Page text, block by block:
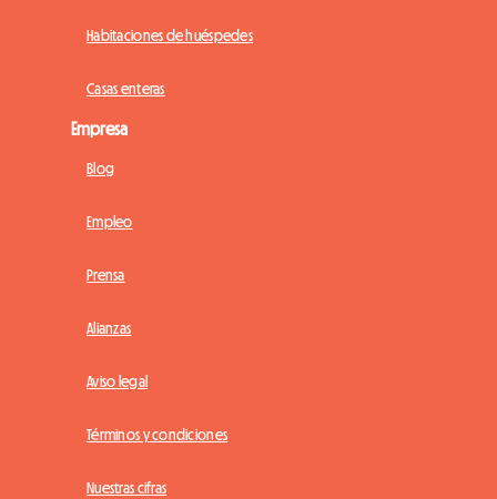
Habitaciones de huéspedes
Casas enteras
Empresa
Blog
Empleo
Prensa
Alianzas
Aviso legal
Términos y condiciones
Nuestras cifras